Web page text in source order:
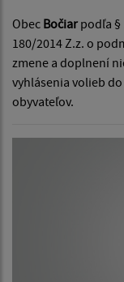
Obec Bočiar podľa §
180/2014 Z.z. o
zmene a doplnení
vyhlásenia volieb
obyvateľov.